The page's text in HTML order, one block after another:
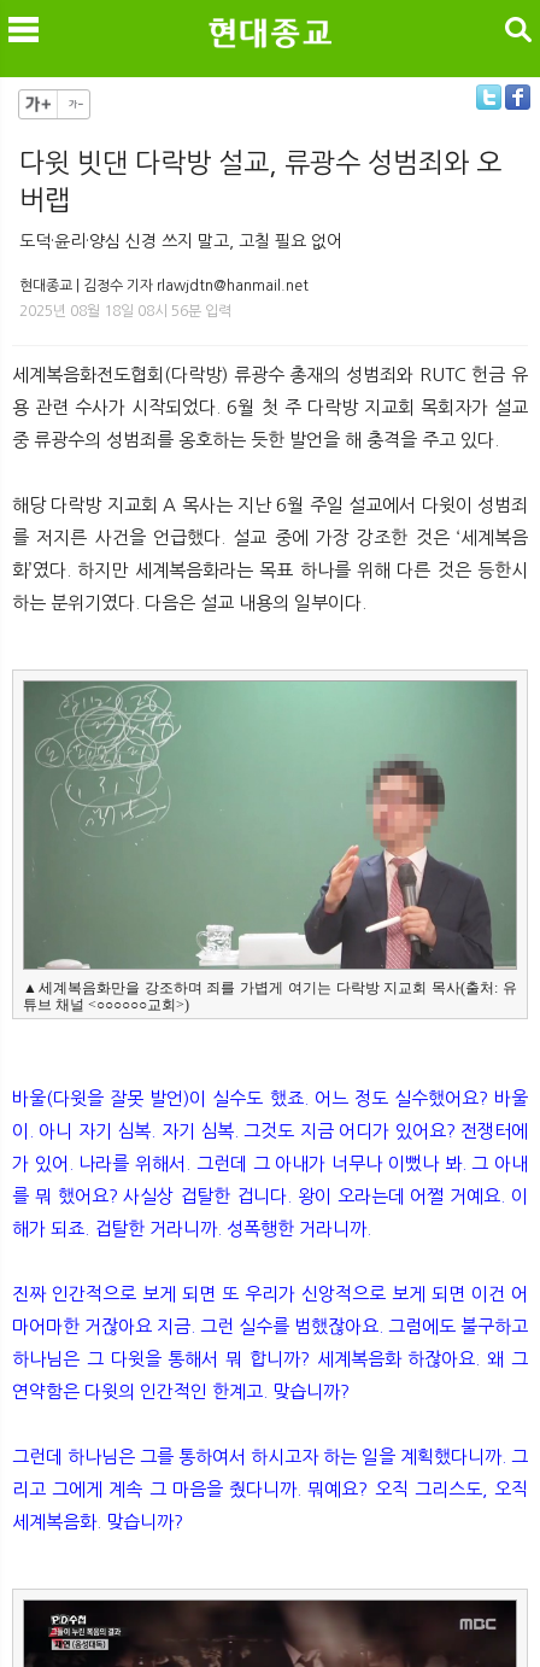
메
뉴 색
검색
다윗 빗댄 다락방 설교, 류광수 성범죄와 오
버랩
도덕·윤리·양심 신경 쓰지 말고, 고칠 필요 없어
현대종교 | 김정수 기자 rlawjdtn@hanmail.net
2025년 08월 18일 08시 56분 입력
세계복음화전도협회(다락방) 류광수 총재의 성범죄와 RUTC 헌금 유
용 관련 수사가 시작되었다. 6월 첫 주 다락방 지교회 목회자가 설교
중 류광수의 성범죄를 옹호하는 듯한 발언을 해 충격을 주고 있다.
해당 다락방 지교회 A 목사는 지난 6월 주일 설교에서 다윗이 성범죄
를 저지른 사건을 언급했다. 설교 중에 가장 강조한 것은 ‘세계복음
화’였다. 하지만 세계복음화라는 목표 하나를 위해 다른 것은 등한시
하는 분위기였다. 다음은 설교 내용의 일부이다.
▲세계복음화만을 강조하며 죄를 가볍게 여기는 다락방 지교회 목사(출처: 유
튜브 채널 <○○○○○○교회>)
바울(다윗을 잘못 발언)이 실수도 했죠. 어느 정도 실수했어요? 바울
이. 아니 자기 심복. 자기 심복. 그것도 지금 어디가 있어요? 전쟁터에
가 있어. 나라를 위해서. 그런데 그 아내가 너무나 이뻤나 봐. 그 아내
를 뭐 했어요? 사실상 겁탈한 겁니다. 왕이 오라는데 어쩔 거예요. 이
해가 되죠. 겁탈한 거라니까. 성폭행한 거라니까.
진짜 인간적으로 보게 되면 또 우리가 신앙적으로 보게 되면 이건 어
마어마한 거잖아요 지금. 그런 실수를 범했잖아요. 그럼에도 불구하고
하나님은 그 다윗을 통해서 뭐 합니까? 세계복음화 하잖아요. 왜 그
연약함은 다윗의 인간적인 한계고. 맞습니까?
그런데 하나님은 그를 통하여서 하시고자 하는 일을 계획했다니까. 그
리고 그에게 계속 그 마음을 줬다니까. 뭐예요? 오직 그리스도, 오직
세계복음화. 맞습니까?